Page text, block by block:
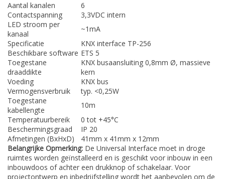
Aantal kanalen
6
Contactspanning
3,3VDC intern
LED stroom per
kanaal
~1mA
Specificatie
KNX interface TP-256
Beschikbare software ETS 5
Toegestane
draaddikte
KNX busaansluiting 0,8mm Ø, massieve
kern
Voeding
KNX bus
Vermogensverbruik
typ. <0,25W
Toegestane
kabellengte
10m
Temperatuurbereik
0 tot +45°C
Beschermingsgraad
IP 20
Afmetingen (BxHxD)
41mm x 41mm x 12mm
Belangrijke Opmerking: De Universal Interface moet in droge
ruimtes worden geïnstalleerd en is geschikt voor inbouw in een
inbouwdoos of achter een drukknop of schakelaar. Voor
projectontwerp en inbedrijfstelling wordt het aanbevolen om de